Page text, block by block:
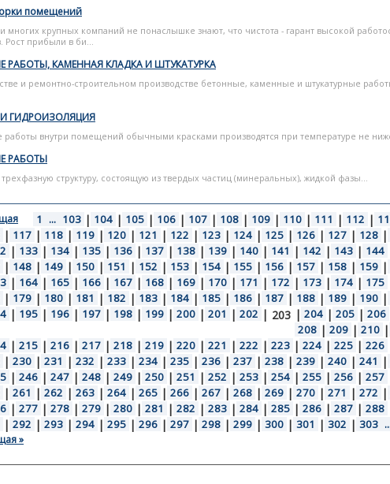
помещений
многих крупных компаний не понаслышке знают, что чистота - гарант высокой
Рост прибыли в би...
РАБОТЫ, КАМЕННАЯ КЛАДКА И ШТУКАТУРКА
и ремонтно-строительном производстве бетонные, каменные и штукатурные
ГИДРОИЗОЛЯЦИЯ
внутри помещений обычными красками производятся при температуре не
РАБОТЫ
трехфазную структуру, состоящую из твердых частиц (минеральных), жидкой фазы...
1 ... 103 | 104 | 105 | 106 | 107 | 108 | 109 | 110 | 111 | 112 |
| 117 | 118 | 119 | 120 | 121 | 122 | 123 | 124 | 125 | 126 | 127 | 128 |
| 133 | 134 | 135 | 136 | 137 | 138 | 139 | 140 | 141 | 142 | 143 | 144
| 148 | 149 | 150 | 151 | 152 | 153 | 154 | 155 | 156 | 157 | 158 | 159 |
| 164 | 165 | 166 | 167 | 168 | 169 | 170 | 171 | 172 | 173 | 174 | 175
| 179 | 180 | 181 | 182 | 183 | 184 | 185 | 186 | 187 | 188 | 189 | 190 |
| 195 | 196 | 197 | 198 | 199 | 200 | 201 | 202 | 203 | 204 | 205 | 206
208 | 209 | 210 |
| 215 | 216 | 217 | 218 | 219 | 220 | 221 | 222 | 223 | 224 | 225 | 226
| 230 | 231 | 232 | 233 | 234 | 235 | 236 | 237 | 238 | 239 | 240 | 241 |
| 246 | 247 | 248 | 249 | 250 | 251 | 252 | 253 | 254 | 255 | 256 | 257
| 261 | 262 | 263 | 264 | 265 | 266 | 267 | 268 | 269 | 270 | 271 | 272 |
| 277 | 278 | 279 | 280 | 281 | 282 | 283 | 284 | 285 | 286 | 287 | 288
| 292 | 293 | 294 | 295 | 296 | 297 | 298 | 299 | 300 | 301 | 302 | 303
»